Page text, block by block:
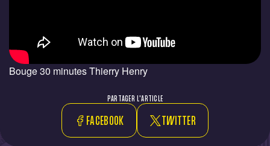
Bouge 30 minutes Thierry Henry
PARTAGER L'ARTICLE
FACEBOOK TWITTER